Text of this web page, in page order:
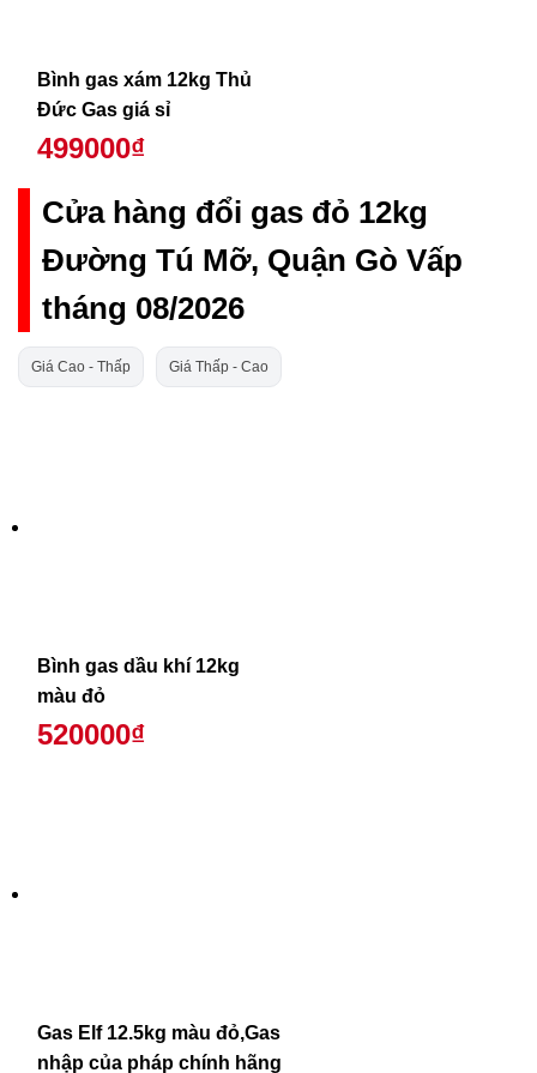
Bình gas xám 12kg Thủ
Đức Gas giá sỉ
499000₫
Cửa hàng đổi gas đỏ 12kg
Đường Tú Mỡ, Quận Gò Vấp
tháng 08/2026
Giá Cao - Thấp Giá Thấp - Cao
Bình gas dầu khí 12kg
màu đỏ
520000₫
Gas Elf 12.5kg màu đỏ,Gas
nhập của pháp chính hãng